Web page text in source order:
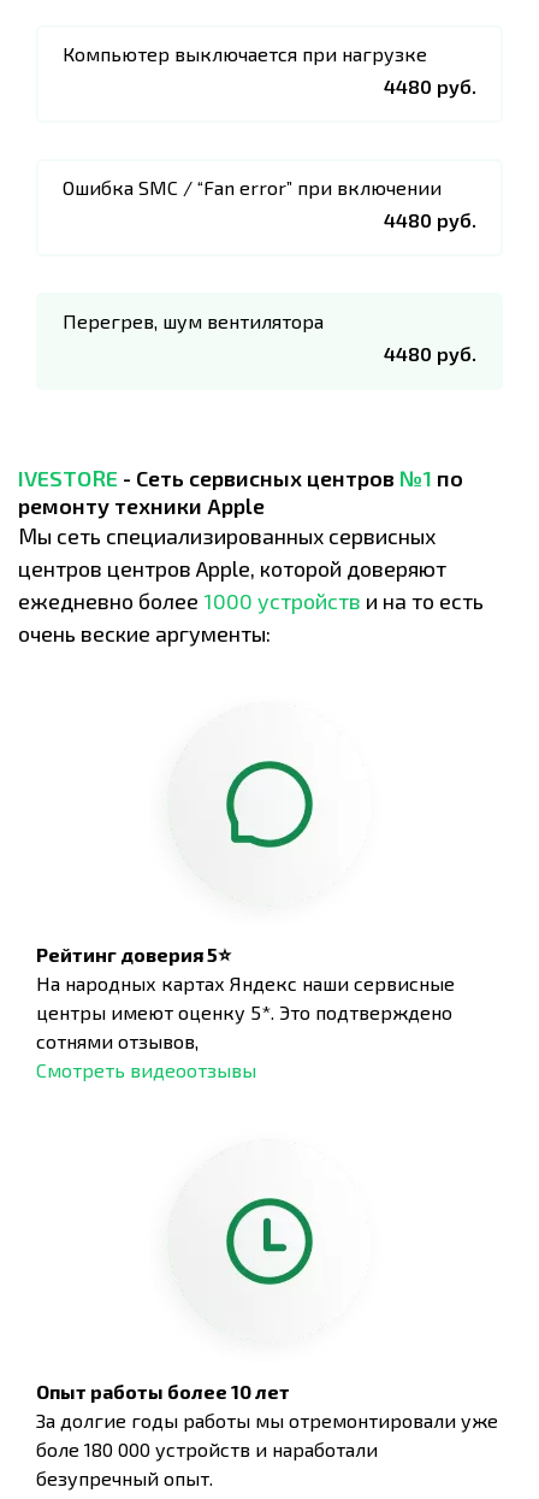
Компьютер выключается при нагрузке
4480 руб.
Ошибка SMC / “Fan error” при включении
4480 руб.
Перегрев, шум вентилятора
4480 руб.
IVESTORE - Сеть сервисных центров №1 по
ремонту техники Apple
Мы сеть специализированных сервисных
центров центров Apple, которой доверяют
ежедневно более 1000 устройств и на то есть
очень веские аргументы:
Рейтинг доверия 5⭐
На народных картах Яндекс наши сервисные
центры имеют оценку 5*. Это подтверждено
сотнями отзывов,
Смотреть видеоотзывы
Опыт работы более 10 лет
За долгие годы работы мы отремонтировали уже
боле 180 000 устройств и наработали
безупречный опыт.